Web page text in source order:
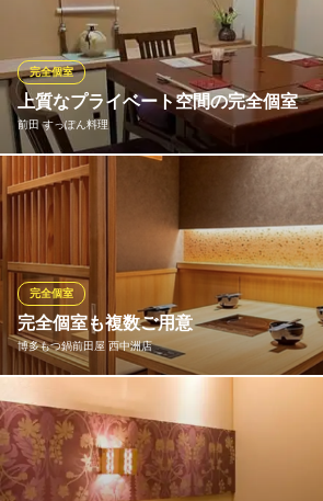
会、パーティーなど、様々なシーンにご利
着いたインテリアでまとめており、心地よ
ことができます。
夜景×全室個室 UNLIMITED 西中洲店
ダイニングバー
福岡市地下鉄七隈線櫛田神社前駅 徒歩6分
福岡県福岡市中央区西中洲1-3 西中洲店舗ビル1 5F
上質なプライベート空間の完全個室
前田 すっぽん料理
完全個室
周りのお客様を気にすることなく、ゆっく
お楽しみいただける完全個室をご用意して
じる落ち着いた設えは、大切な方をお招き
さわしい空間です。 西中洲の隠れ家で、心
なひとときをお過ごしください。
前田 すっぽん料理
すっぽん専門店
福岡県福岡市中央区西中洲12-10 西中洲ビルB1
完全個室も複数ご用意
博多もつ鍋前田屋 西中洲店
完全個室
【個室】 4名様～8名様の掘りごたつ式の個
の人数に応じてお席をご用意させて頂きます
博多もつ鍋前田屋 西中洲店